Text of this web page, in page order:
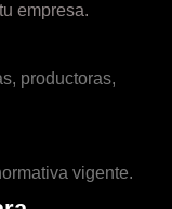
empresa.
productoras,
vigente.